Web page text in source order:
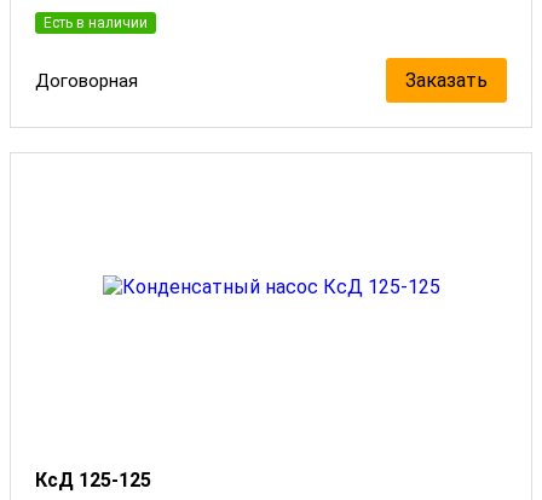
Есть в наличии
Договорная Заказать
КсД 125-125